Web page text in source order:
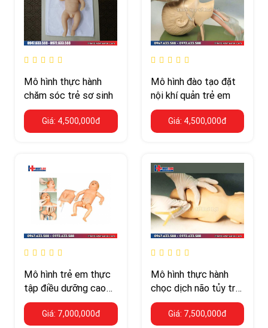
Mô hình thực hành
chăm sóc trẻ sơ sinh
Giá: 4,500,000đ
Mô hình đào tạo đặt
nội khí quản trẻ em
Giá: 4,500,000đ
Mô hình trẻ em thực
tập điều dưỡng cao
cấp
Giá: 7,000,000đ
Mô hình thực hành
chọc dịch não tủy trẻ
em
Giá: 7,500,000đ